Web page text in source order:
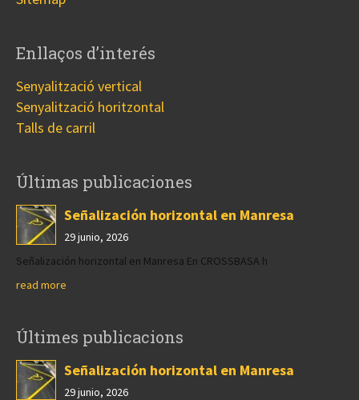
Enllaços d’interés
Senyalització vertical
Senyalització horitzontal
Talls de carril
Últimas publicaciones
Señalización horizontal en Manresa
29 junio, 2026
Señalización horizontal en Manresa En CROSSBASA h
read more
Últimes publicacions
Señalización horizontal en Manresa
29 junio, 2026